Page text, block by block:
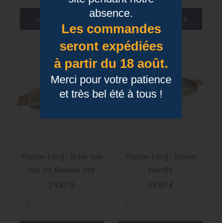
Plateau Long - Je Ne Suis
Pas De Mauvais Poil
Prix
24,80 €
Plateau Long - Bonne
Journée
Prix
24,80 €
absence.
Les commandes
seront expédiées
à partir du 18 août.
Merci pour votre patience
et très bel été à tous !